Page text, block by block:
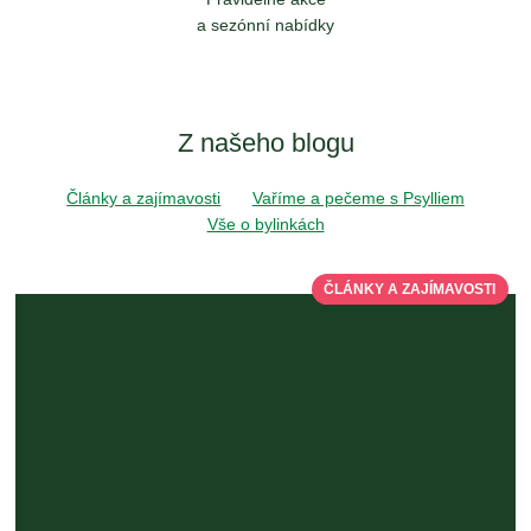
a sezónní nabídky
Z našeho blogu
Články a zajímavosti
Vaříme a pečeme s Psylliem
Vše o bylinkách
ČLÁNKY A ZAJÍMAVOSTI